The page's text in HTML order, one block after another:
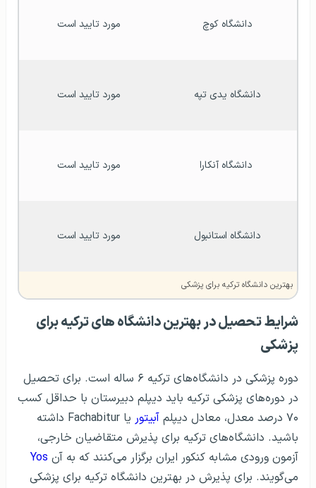
دانشگاه کوچ مورد تایید است
دانشگاه یدی تپه مورد تایید است
مورد تایید است
دانشگاه استانبول مورد تایید است
بهترین دانشگاه ترکیه برای پزشکی
شرایط تحصیل در بهترین دانشگاه های ترکیه برای
پزشکی
دوره پزشکی در دانشگاه‌های ترکیه ۶ ساله است. برای تحصیل
در دوره‌های پزشکی ترکیه باید دیپلم دبیرستان با حداقل کسب
۷۰ درصد معدل، معادل دیپلم
آبیتور
یا Fachabitur داشته
باشید. دانشگاه‌های ترکیه برای پذیرش متقاضیان خارجی،
آزمون ورودی مشابه کنکور ایران برگزار می‌کنند که به آن Yos
می‌گویند. برای پذیرش در بهترین دانشگاه ترکیه برای پزشکی